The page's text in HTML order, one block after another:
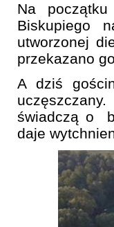
Na
Biskupiego
utworzonej
przekazano
A dziś
świadczą o
daje